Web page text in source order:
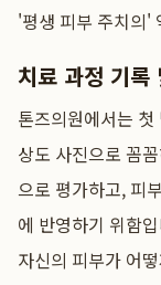
'평생 피부 주치의'
치료 과정 기록
톤즈의원에서는
상도 사진으로 꼼
으로 평가하고, 피
에 반영하기 위함
자신의 피부가 어